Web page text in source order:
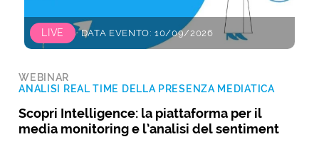
LIVE DATA EVENTO: 10/09/2026
WEBINAR
ANALISI REAL TIME DELLA PRESENZA MEDIATICA
Scopri Intelligence: la piattaforma per il
media monitoring e l’analisi del sentiment